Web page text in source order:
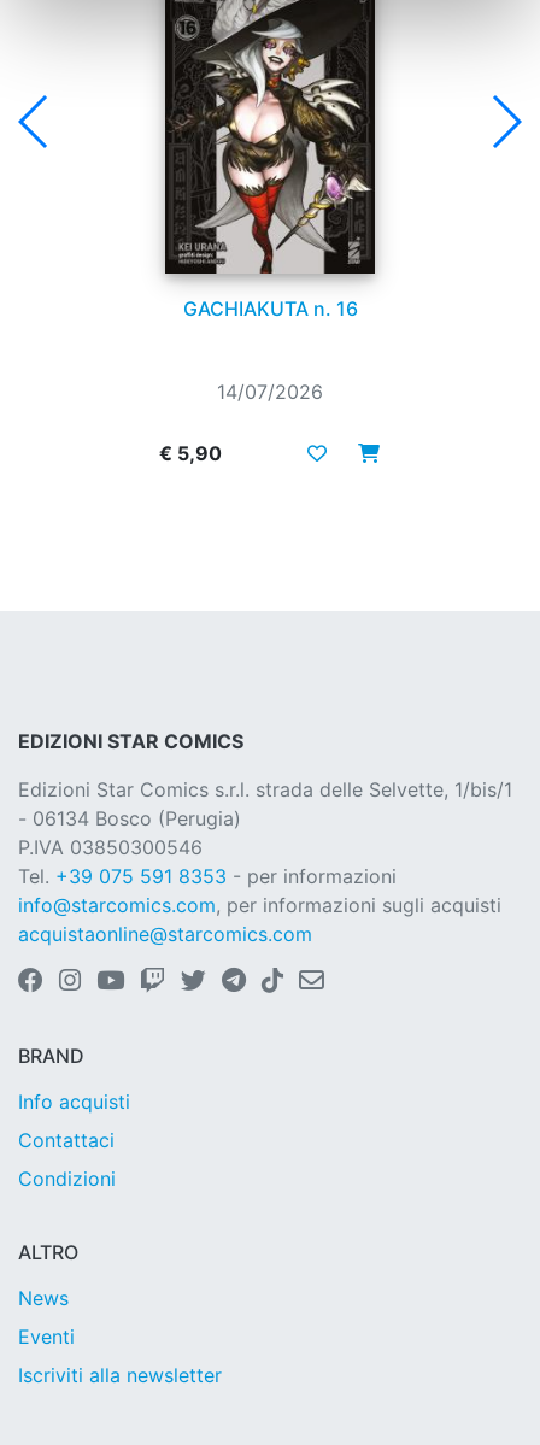
GACHIAKUTA n. 16
14/07/2026
€ 5,90
EDIZIONI STAR COMICS
Edizioni Star Comics s.r.l. strada delle Selvette, 1/bis/1
- 06134 Bosco (Perugia)
P.IVA 03850300546
Tel. +39 075 591 8353 - per informazioni
info@starcomics.com, per informazioni sugli acquisti
acquistaonline@starcomics.com
BRAND
Info acquisti
Contattaci
Condizioni
ALTRO
News
Eventi
Iscriviti alla newsletter